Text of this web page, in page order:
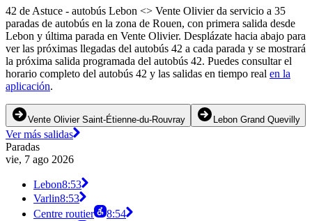
42 de Astuce - autobús Lebon <> Vente Olivier da servicio a 35
paradas de autobús en la zona de Rouen, con primera salida desde
Lebon y última parada en Vente Olivier. Desplázate hacia abajo para
ver las próximas llegadas del autobús 42 a cada parada y se mostrará
la próxima salida programada del autobús 42. Puedes consultar el
horario completo del autobús 42 y las salidas en tiempo real en la
aplicación.
Vente Olivier Saint-Étienne-du-Rouvray Lebon Grand Quevilly
Ver más salidas
Paradas
vie, 7 ago 2026
Lebon8:53
Varlin8:53
Centre routier
8:54